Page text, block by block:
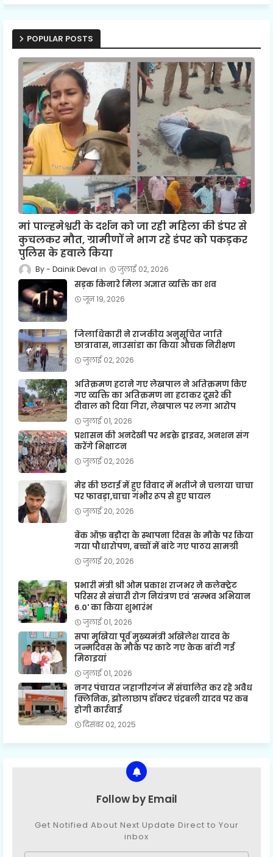
POPULAR POSTS
मां पाल्हमेश्वरी के दर्शन को जा रही महिला की डंपर से
कुचलकर मौत, ग्रामीणों ने भाग रहे डंपर को पकड़कर
पुलिस के हवाले किया
Dainik Deval जुलाई 02, 2026
सड़क किनारे मिला अज्ञात व्यक्ति का शव
जून 19, 2026
जिलाधिकारी ने राजकीय अनुसूचित जाति
छात्रावास, नाउसांडा का किया औचक निरीक्षण
जुलाई 02, 2026
अतिक्रमण हटाने गए लेखपाल ने अतिक्रमण किए
गए व्यक्ति का अतिक्रमण ना हटाकर दूसरे की
दीवाल को दिया गिरा, लेखपाल पर लगा आरोप
जुलाई 01, 2026
प्रशासन की अनदेखी पर भडक़े ड्राइवर, अनशन संग
करेंगे भिक्षाटन
जुलाई 02, 2026
मेड की छटाई में हुए विवाद में भतीजे ने चलाया चाचा
पर फावड़ा,चाचा गंभीर रूप से हुए घायल
जुलाई 20, 2026
बैंक ऑफ़ बड़ौदा के स्थापना दिवस के मौके पर किया
गया पौधारोपण, बच्चों में बांटे गए पाठय सामग्री
जुलाई 20, 2026
प्रभारी मंत्री श्री ओम प्रकाश राजभर ने कलेक्ट्रेट
परिसर से संचारी रोग नियंत्रण एवं 'सम्भव अभियान
6.0' का किया शुभारंभ
जुलाई 01, 2026
सपा मुखिया पूर्व मुख्यमंत्री अखिलेश यादव के
जन्मदिवस के मौके पर काटे गए केक बांटी गई
मिठाइयां
जुलाई 01, 2026
नगर पंचायत जहागीरगंज में संचालित कर रहे अवैध
क्लिनिक, झोलाछाप डॉक्टर चंद्रबली यादव पर कब
होगी कार्रवाई
दिसंबर 02, 2025
Follow by Email
Get Notified About Next Update Direct to Your
inbox